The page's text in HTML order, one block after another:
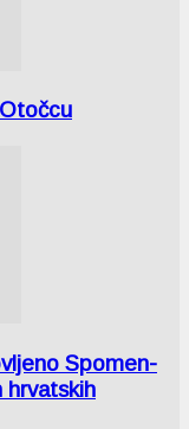
Spomen-
hrvatskih